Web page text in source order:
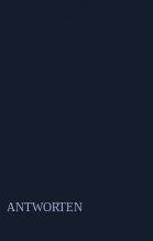
ANTWORTEN